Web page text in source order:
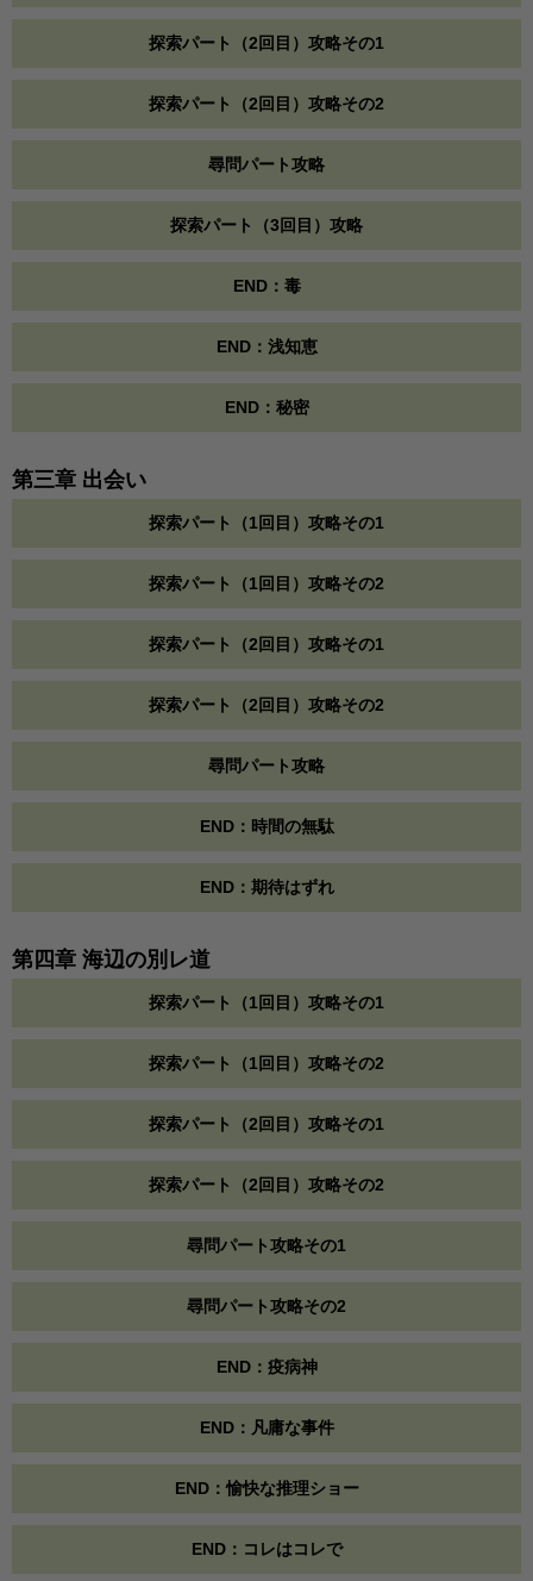
探索パート（2回目）攻略その1
探索パート（2回目）攻略その2
尋問パート攻略
探索パート（3回目）攻略
END：毒
END：浅知恵
END：秘密
第三章 出会い
探索パート（1回目）攻略その1
探索パート（1回目）攻略その2
探索パート（2回目）攻略その1
探索パート（2回目）攻略その2
尋問パート攻略
END：時間の無駄
END：期待はずれ
第四章 海辺の別レ道
探索パート（1回目）攻略その1
探索パート（1回目）攻略その2
探索パート（2回目）攻略その1
探索パート（2回目）攻略その2
尋問パート攻略その1
尋問パート攻略その2
END：疫病神
END：凡庸な事件
END：愉快な推理ショー
END：コレはコレで